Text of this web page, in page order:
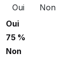
Oui
Non
Oui
75 %
Non